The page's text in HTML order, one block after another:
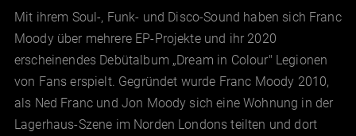
Mit ihrem Soul-, Funk- und Disco-Sound haben sich Franc
Moody über mehrere EP-Projekte und ihr 2020
erscheinendes Debütalbum „Dream in Colour" Legionen
von Fans erspielt. Gegründet wurde Franc Moody 2010,
als Ned Franc und Jon Moody sich eine Wohnung in der
Lagerhaus-Szene im Norden Londons teilten und dort